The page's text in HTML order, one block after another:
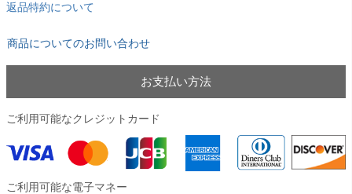
返品特約について
商品についてのお問い合わせ
お支払い方法
ご利用可能なクレジットカード
ご利用可能な電子マネー